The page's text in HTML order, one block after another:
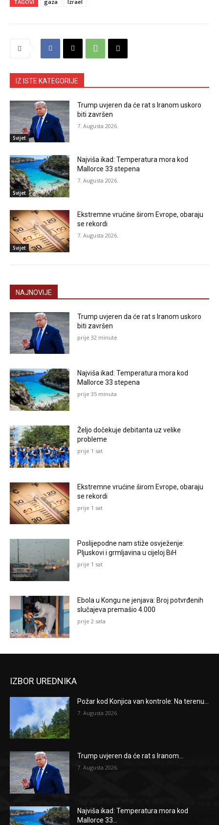
TAGOVI gaza Izrael
IZ ISTE KATEGORIJE
Svijet
Trump uvjeren da će rat s Iranom uskoro
biti završen
7. Augusta 2026.
Svijet
Najviša ikad: Temperatura mora kod
Mallorce 33 stepena
7. Augusta 2026.
Svijet
Ekstremne vrućine širom Evrope, obaraju
se rekordi
7. Augusta 2026.
NAJNOVIJE
Trump uvjeren da će rat s Iranom uskoro
biti završen
prije 32 minute
Najviša ikad: Temperatura mora kod
Mallorce 33 stepena
prije 35 minuta
Željo dočekuje debitanta uz velike
probleme
prije 1 sat
Ekstremne vrućine širom Evrope, obaraju
se rekordi
prije 1 sat
Poslijepodne nam stiže osvježenje:
Pljuskovi i grmljavina u cijeloj BiH
prije 1 sat
Ebola u Kongu ne jenjava: Broj potvrđenih
slučajeva premašio 4.000
prije 2 sata
IZBOR UREDNIKA
Požar kod Konjica van kontrole: Na terenu...
7. Augusta 2026.
Trump uvjeren da će rat s Iranom...
7. Augusta 2026.
Najviša ikad: Temperatura mora kod
Mallorce 33...